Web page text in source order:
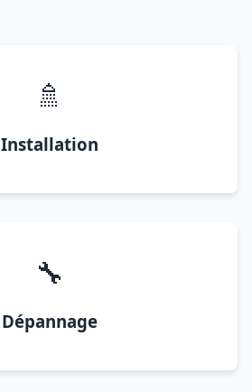
🚿
Installation
🔧
Dépannage